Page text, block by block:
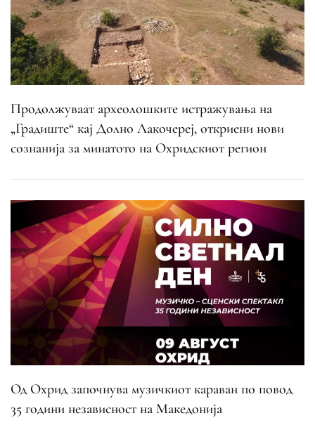
Продолжуваат археолошките истражувања на
„Градиште“ кај Долно Лакочереј, откриени нови
сознанија за минатото на Охридскиот регион
Од Охрид започнува музичкиот караван по повод
35 години независност на Македонија